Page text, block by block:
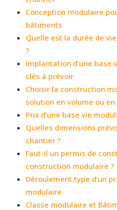
Conception modulaire
bâtiments
Quelle est la durée de
?
Implantation d’une base
clés à prévoir
Choisir la construction
solution en volume ou en
Prix d’une base vie
Quelles dimensions
chantier ?
Faut-il un permis de
construction modulaire ?
Déroulement type d’un
modulaire
Classe modulaire et